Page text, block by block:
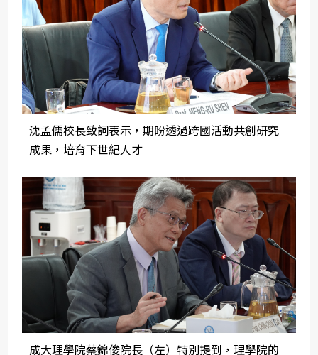
沈孟儒校長致詞表示，期盼透過跨國活動共創研究
成果，培育下世紀人才
成大理學院蔡錦俊院長（左）特別提到，理學院的